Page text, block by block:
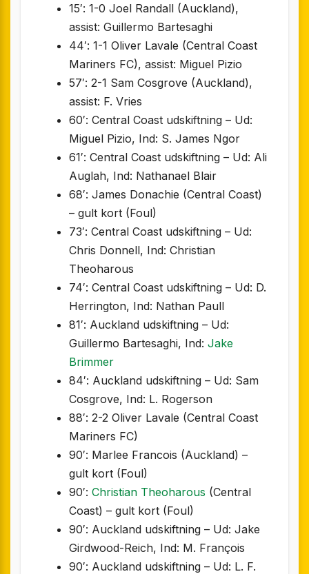
15′: 1-0 Joel Randall (Auckland),
assist: Guillermo Bartesaghi
44′: 1-1 Oliver Lavale (Central Coast
Mariners FC), assist: Miguel Pizio
57′: 2-1 Sam Cosgrove (Auckland),
assist: F. Vries
60′: Central Coast udskiftning – Ud:
Miguel Pizio, Ind: S. James Ngor
61′: Central Coast udskiftning – Ud: Ali
Auglah, Ind: Nathanael Blair
68′: James Donachie (Central Coast)
– gult kort (Foul)
73′: Central Coast udskiftning – Ud:
Chris Donnell, Ind: Christian
Theoharous
74′: Central Coast udskiftning – Ud: D.
Herrington, Ind: Nathan Paull
81′: Auckland udskiftning – Ud:
Guillermo Bartesaghi, Ind: Jake
Brimmer
84′: Auckland udskiftning – Ud: Sam
Cosgrove, Ind: L. Rogerson
88′: 2-2 Oliver Lavale (Central Coast
Mariners FC)
90′: Marlee Francois (Auckland) –
gult kort (Foul)
90′: Christian Theoharous (Central
Coast) – gult kort (Foul)
90′: Auckland udskiftning – Ud: Jake
Girdwood-Reich, Ind: M. François
90′: Auckland udskiftning – Ud: L. F.